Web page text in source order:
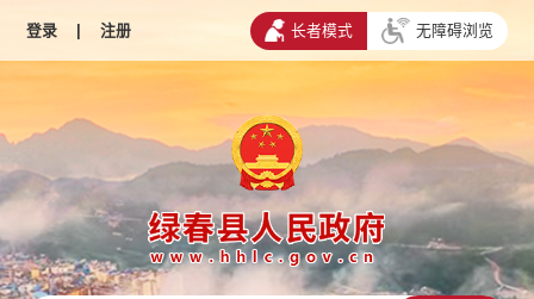
登录 | 注册 长者模式 无障碍浏览